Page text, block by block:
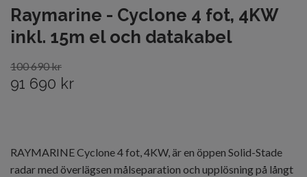
Raymarine - Cyclone 4 fot, 4KW
inkl. 15m el och datakabel
100 690 kr
91 690 kr
RAYMARINE Cyclone 4 fot, 4KW, är en öppen Solid-Stade
radar med överlägsen målseparation och upplösning på långt